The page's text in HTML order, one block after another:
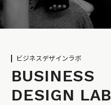
ビジネスデザインラボ
BUSINESS
DESIGN LAB